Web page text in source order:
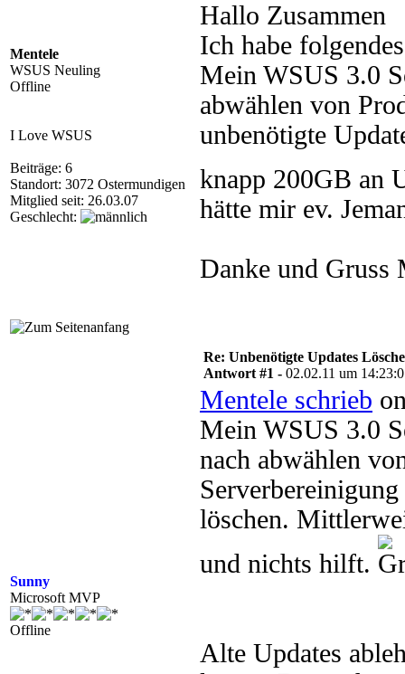
Mentele
WSUS Neuling
Offline
I Love WSUS
Beiträge: 6
Standort: 3072 Ostermundigen
Mitglied seit: 26.03.07
Geschlecht:
Hallo Zusammen
Ich habe
Mein WSUS 3.0
abwählen von
unbenötigte
knapp 200GB an
hätte mir ev.
Danke und Gruss
Sunny
Microsoft MVP
Offline
Re: Unbenötigte Updates
Antwort #1 - 02.02.11 um
Mentele schrieb
Mein WSUS 3.0
nach abwählen
löschen.
und nichts hilft.
Alte Updates